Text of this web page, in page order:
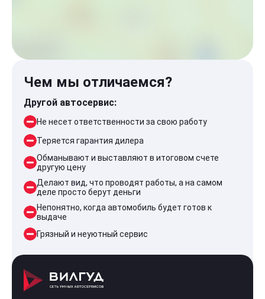
Чем мы отличаемся?
Другой автосервис:
Не несет ответственности за свою работу
Теряется гарантия дилера
Обманывают и выставляют в итоговом счете
другую цену
Делают вид, что проводят работы, а на самом
деле просто берут деньги
Непонятно, когда автомобиль будет готов к
выдаче
Грязный и неуютный сервис